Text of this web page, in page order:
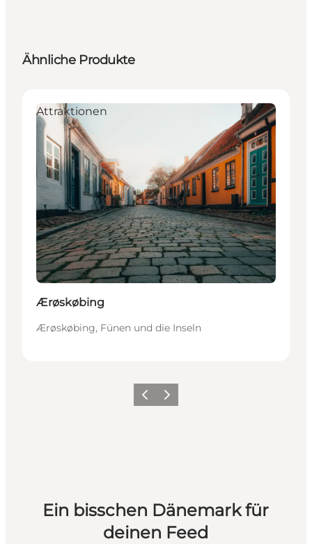
Ähnliche Produkte
Attraktionen
Ærøskøbing
Ærøskøbing, Fünen und die Inseln
ZurückWeiter
Ein bisschen Dänemark für
deinen Feed